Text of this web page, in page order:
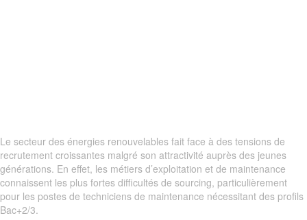
Le secteur des énergies renouvelables fait face à des tensions de
recrutement croissantes malgré son attractivité auprès des jeunes
générations. En effet, les métiers d’exploitation et de maintenance
connaissent les plus fortes difficultés de sourcing, particulièrement
pour les postes de techniciens de maintenance nécessitant des profils
Bac+2/3.